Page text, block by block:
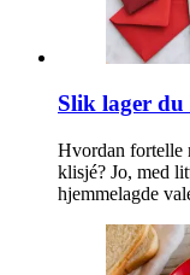
Slik lager du
Hvordan fortelle
klisjé? Jo, med
hjemmelagde